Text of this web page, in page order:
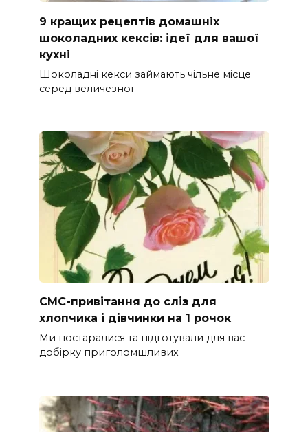
9 кращих рецептів домашніх
шоколадних кексів: ідеї для вашої
кухні
Шоколадні кекси займають чільне місце
серед величезної
СМС-привітання до сліз для
хлопчика і дівчинки на 1 рочок
Ми постаралися та підготували для вас
добірку приголомшливих